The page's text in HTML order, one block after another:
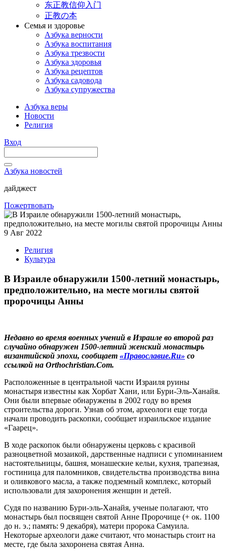
东正教信仰入门
正教の本
Семья и здоровье
Азбука верности
Азбука воспитания
Азбука трезвости
Азбука здоровья
Азбука рецептов
Азбука садовода
Азбука супружества
Азбука веры
Новости
Религия
Вход
Азбука новостей
дайджест
Пожертвовать
9 Авг 2022
Религия
Культура
В Израиле обнаружили 1500-летний монастырь,
предположительно, на месте могилы святой
пророчицы Анны
Недавно во время военных учений в Израиле во второй раз
случайно обнаружен 1500-летний женский монастырь
византийской эпохи, сообщает «Православие.Ru» со
ссылкой на Orthochristian.Com.
Расположенные в центральной части Израиля руины
монастыря известны как Хорбат Хани, или Бури-Эль-Ханайя.
Они были впервые обнаружены в 2002 году во время
строительства дороги. Узнав об этом, археологи еще тогда
начали проводить раскопки, сообщает израильское издание
«Гаарец».
В ходе раскопок были обнаружены церковь с красивой
разноцветной мозаикой, дарственные надписи с упоминанием
настоятельницы, башня, монашеские кельи, кухня, трапезная,
гостиница для паломников, свидетельства производства вина
и оливкового масла, а также подземный комплекс, который
использовали для захоронения женщин и детей.
Судя по названию Бури-эль-Ханайя, ученые полагают, что
монастырь был посвящен святой Анне Пророчице (+ ок. 1100
до н. э.; память: 9 декабря), матери пророка Самуила.
Некоторые археологи даже считают, что монастырь стоит на
месте, где была захоронена святая Анна.